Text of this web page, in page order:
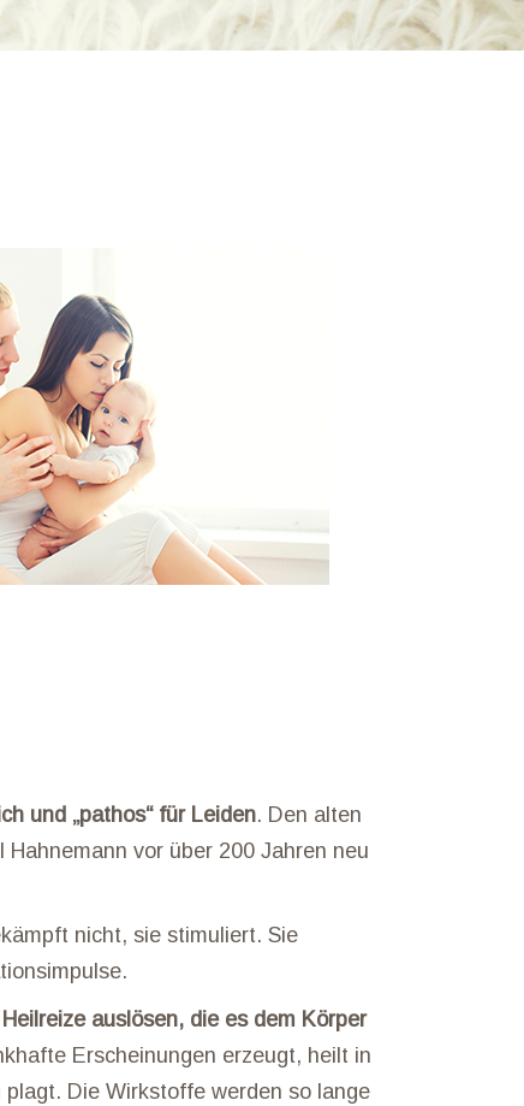
Deutsch
und „pathos“ für Leiden. Den alten
vor über 200 Jahren neu
nicht, sie stimuliert. Sie
auslösen, die es dem Körper
Erscheinungen erzeugt, heilt in
Die Wirkstoffe werden so lange